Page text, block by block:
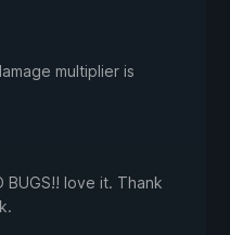
multiplier is
BUGS!! love it. Thank